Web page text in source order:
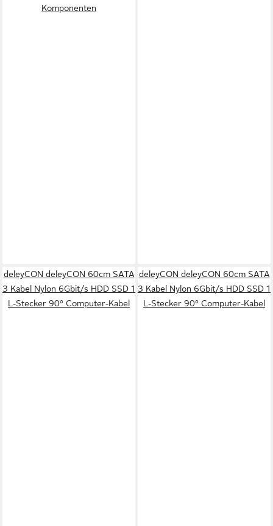
Komponenten
deleyCON deleyCON 60cm SATA
3 Kabel Nylon 6Gbit/s HDD SSD 1
L-Stecker 90° Computer-Kabel
deleyCON deleyCON 60cm SATA
3 Kabel Nylon 6Gbit/s HDD SSD 1
L-Stecker 90° Computer-Kabel